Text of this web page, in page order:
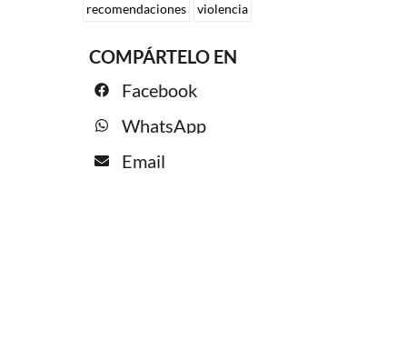
recomendaciones
violencia
COMPÁRTELO EN
Facebook
WhatsApp
Email